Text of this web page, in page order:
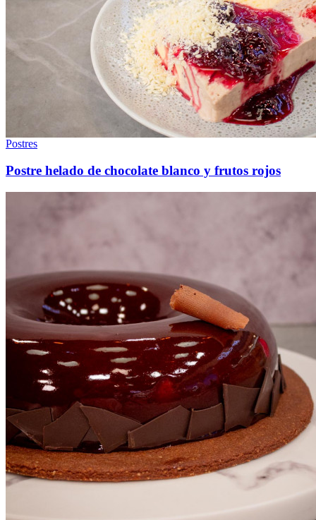
Postres
Postre helado de chocolate blanco y frutos rojos